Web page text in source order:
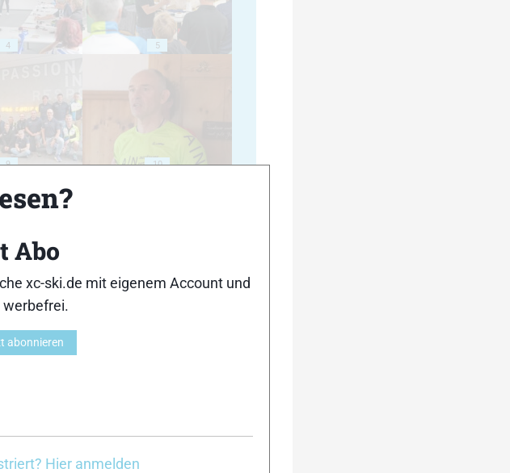
4 5
9 10
14 15
Abo
xc-ski.de mit eigenem Account und
werbefrei.
abonnieren
Hier anmelden